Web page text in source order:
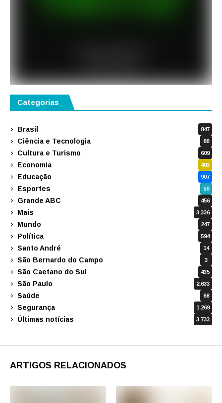
Categorias
Brasil 847
Ciência e Tecnologia 88
Cultura e Turismo 609
Economia 403
Educação 907
Esportes 50
Grande ABC 456
Mais 3.336
Mundo 247
Política 594
Santo André 14
São Bernardo do Campo 3
São Caetano do Sul 435
São Paulo 2.633
Saúde 68
Segurança 1.269
Últimas notícias 3.733
ARTIGOS RELACIONADOS